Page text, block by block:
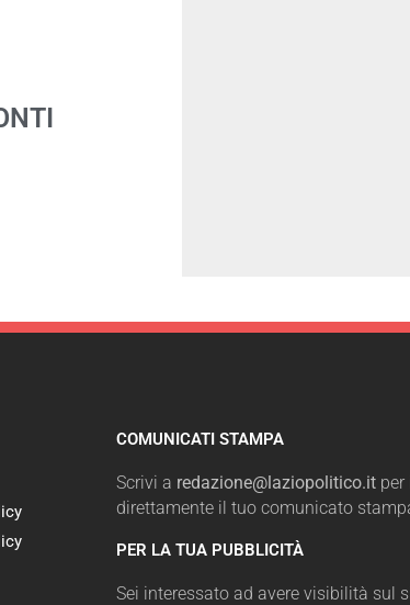
COMUNICATI STAMPA
Scrivi a redazione@laziopolitico.itper
direttamente il tuo comunicato
PER LA TUA PUBBLICITÀ
Sei interessato ad avere visibilità sul